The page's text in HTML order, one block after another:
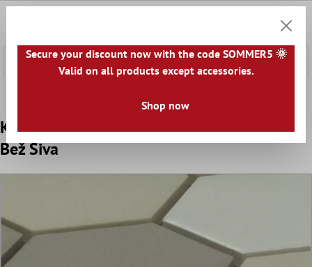
Keramika Mozaik Pločice Šesterokut Bern
Bež Siva
Secure your discount now with the code SOMMER5 🌞
Valid on all products except accessories.
Shop now